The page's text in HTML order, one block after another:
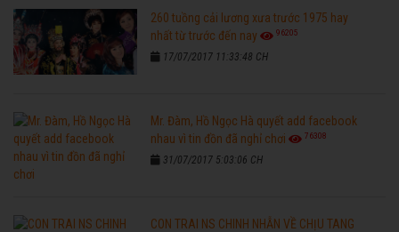
260 tuồng cải lương xưa trước 1975 hay
nhất từ trước đến nay
96205
17/07/2017 11:33:48 CH
Mr. Đàm, Hồ Ngọc Hà quyết add facebook
nhau vì tin đồn đã nghỉ chơi
76308
31/07/2017 5:03:06 CH
CON TRAI NS CHINH NHẪN VỀ CHỊU TANG